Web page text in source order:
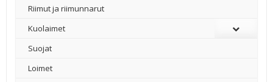
Riimut ja riimunnarut
Kuolaimet
Suojat
Loimet